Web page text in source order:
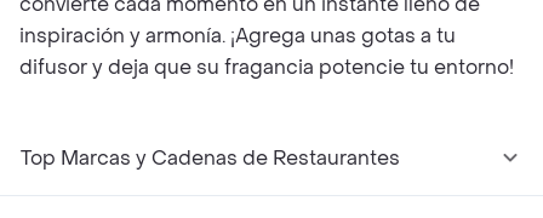
inspiración y armonía. ¡Agrega unas gotas a tu
difusor y deja que su fragancia potencie tu entorno!
Top Marcas y Cadenas de Restaurantes